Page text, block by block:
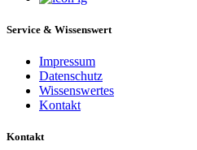
Service & Wissenswert
Impressum
Datenschutz
Wissenswertes
Kontakt
Kontakt